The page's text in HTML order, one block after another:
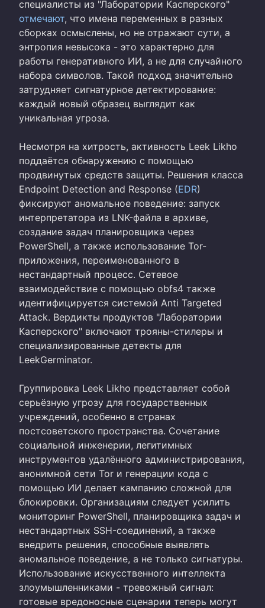
специалисты из "Лаборатории Касперского"
отмечают, что имена переменных в разных
сборках осмыслены, но не отражают сути, а
энтропия невысока - это характерно для
работы генеративного ИИ, а не для случайного
набора символов. Такой подход значительно
затрудняет сигнатурное детектирование:
каждый новый образец выглядит как
уникальная угроза.
Несмотря на хитрость, активность Leek Likho
поддаётся обнаружению с помощью
продвинутых средств защиты. Решения класса
Endpoint Detection and Response (EDR)
фиксируют аномальное поведение: запуск
интерпретатора из LNK-файла в архиве,
создание задач планировщика через
PowerShell, а также использование Tor-
приложения, переименованного в
нестандартный процесс. Сетевое
взаимодействие с помощью obfs4 также
идентифицируется системой Anti Targeted
Attack. Вердикты продуктов "Лаборатории
Касперского" включают трояны-стилеры и
специализированные детекты для
LeekGerminator.
Группировка Leek Likho представляет собой
серьёзную угрозу для государственных
учреждений, особенно в странах
постсоветского пространства. Сочетание
социальной инженерии, легитимных
инструментов удалённого администрирования,
анонимной сети Tor и генерации кода с
помощью ИИ делает кампанию сложной для
блокировки. Организациям следует усилить
мониторинг PowerShell, планировщика задач и
нестандартных SSH-соединений, а также
внедрить решения, способные выявлять
аномальное поведение, а не только сигнатуры.
Использование искусственного интеллекта
злоумышленниками - тревожный сигнал:
готовые вредоносные сценарии теперь могут